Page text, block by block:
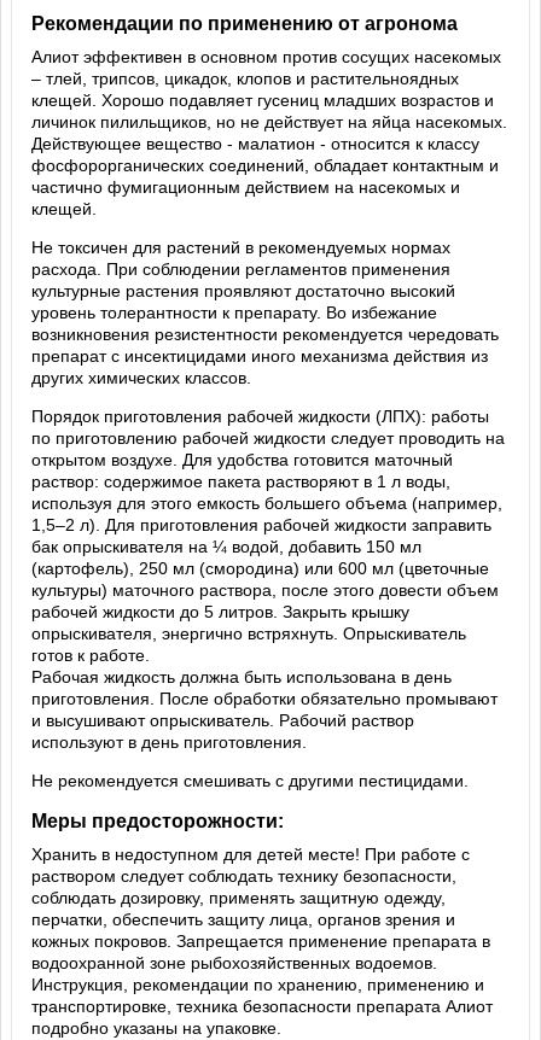
Рекомендации по применению от агронома
Алиот эффективен в основном против сосущих насекомых
– тлей, трипсов, цикадок, клопов и растительноядных
клещей. Хорошо подавляет гусениц младших возрастов и
личинок пилильщиков, но не действует на яйца насекомых.
Действующее вещество - малатион - относится к классу
фосфорорганических соединений, обладает контактным и
частично фумигационным действием на насекомых и
клещей.
Не токсичен для растений в рекомендуемых нормах
расхода. При соблюдении регламентов применения
культурные растения проявляют достаточно высокий
уровень толерантности к препарату. Во избежание
возникновения резистентности рекомендуется чередовать
препарат с инсектицидами иного механизма действия из
других химических классов.
Порядок приготовления рабочей жидкости (ЛПХ): работы
по приготовлению рабочей жидкости следует проводить на
открытом воздухе. Для удобства готовится маточный
раствор: содержимое пакета растворяют в 1 л воды,
используя для этого емкость большего объема (например,
1,5–2 л). Для приготовления рабочей жидкости заправить
бак опрыскивателя на ¼ водой, добавить 150 мл
(картофель), 250 мл (смородина) или 600 мл (цветочные
культуры) маточного раствора, после этого довести объем
рабочей жидкости до 5 литров. Закрыть крышку
опрыскивателя, энергично встряхнуть. Опрыскиватель
готов к работе.
Рабочая жидкость должна быть использована в день
приготовления. После обработки обязательно промывают
и высушивают опрыскиватель. Рабочий раствор
используют в день приготовления.
Не рекомендуется смешивать с другими пестицидами.
Меры предосторожности:
Хранить в недоступном для детей месте! При работе с
раствором следует соблюдать технику безопасности,
соблюдать дозировку, применять защитную одежду,
перчатки, обеспечить защиту лица, органов зрения и
кожных покровов. Запрещается применение препарата в
водоохранной зоне рыбохозяйственных водоемов.
Инструкция, рекомендации по хранению, применению и
транспортировке, техника безопасности препарата Алиот
подробно указаны на упаковке.